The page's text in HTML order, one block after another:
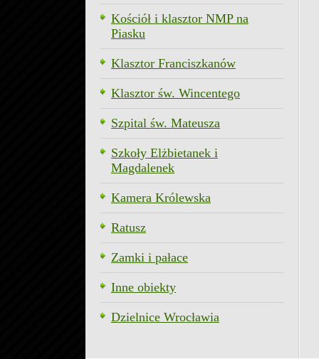
Kościół i klasztor NMP na
Piasku
Klasztor Franciszkanów
Klasztor św. Wincentego
Szpital św. Mateusza
Szkoły Elżbietanek i
Magdalenek
Kamera Królewska
Ratusz
Zamki i pałace
Inne obiekty
Dzielnice Wrocławia